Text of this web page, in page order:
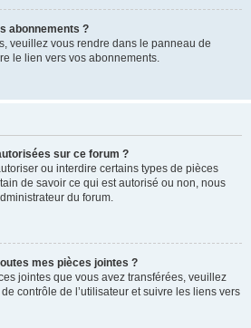
abonnements ?
veuillez vous rendre dans le panneau de
le lien vers vos abonnements.
sur ce forum ?
ou interdire certains types de pièces
de savoir ce qui est autorisé ou non, nous
du forum.
mes pièces jointes ?
jointes que vous avez transférées, veuillez
contrôle de l’utilisateur et suivre les liens vers